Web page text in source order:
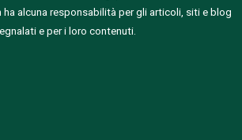
ha alcuna responsabilità per gli articoli, siti e blog
e per i loro contenuti.